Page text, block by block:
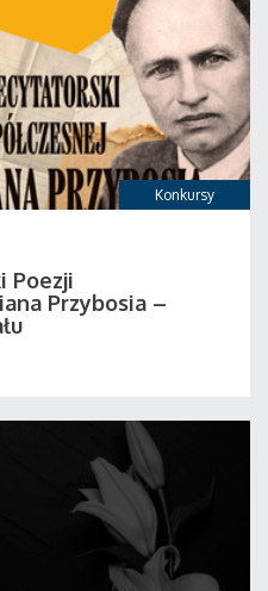
Konkursy
Poezji
Przybosia –